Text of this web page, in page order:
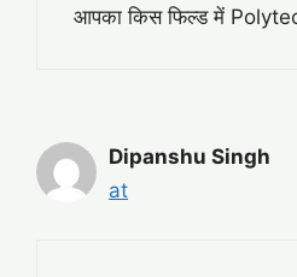
आपका किस फिल्ड में
Dipanshu Singh
at